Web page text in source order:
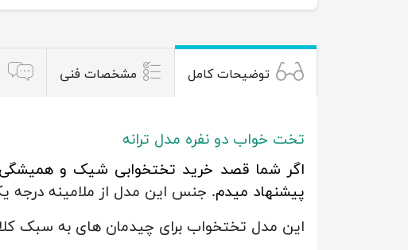
توضیحات کامل مشخصات فنی
تخت خواب دو نفره مدل ترانه
اگر شما قصد خرید تختخوابی شیک و
پیشنهاد میدم. جنس این مدل از ملامینه درجه
این مدل تختخواب برای چیدمان های به سبک